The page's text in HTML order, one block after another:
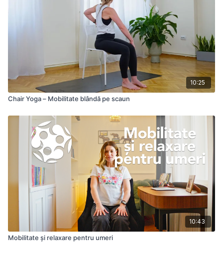
10:25
Chair Yoga – Mobilitate blândă pe scaun
10:43
Mobilitate și relaxare pentru umeri